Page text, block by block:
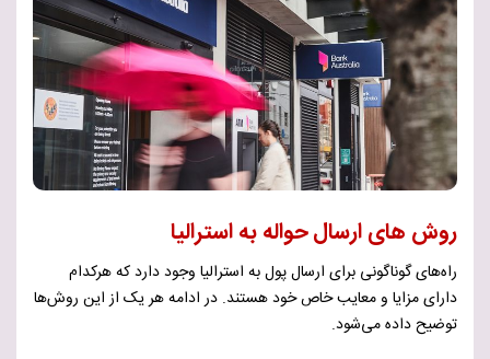
روش های ارسال حواله به استرالیا
راه‌های گوناگونی برای ارسال پول به استرالیا وجود دارد که هرکدام
دارای مزایا و معایب خاص خود هستند. در ادامه هر یک از این روش‌ها
توضیح داده می‌شود.